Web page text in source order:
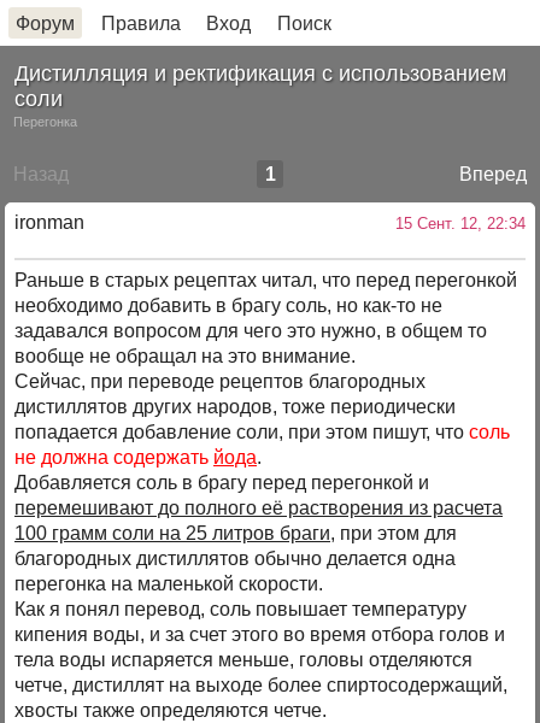
Форум Правила Вход Поиск
Дистилляция и ректификация с использованием
соли
Перегонка
Назад Вперед
1
ironman 15 Сент. 12, 22:34
Раньше в старых рецептах читал, что перед перегонкой
необходимо добавить в брагу соль, но как-то не
задавался вопросом для чего это нужно, в общем то
вообще не обращал на это внимание.
Сейчас, при переводе рецептов благородных
дистиллятов других народов, тоже периодически
попадается добавление соли, при этом пишут, чтосоль
не должна содержать йода.
Добавляется соль в брагу перед перегонкой и
перемешивают до полного её растворения из расчета
100 грамм соли на 25 литров браги, при этом для
благородных дистиллятов обычно делается одна
перегонка на маленькой скорости.
Как я понял перевод, соль повышает температуру
кипения воды, и за счет этого во время отбора голов и
тела воды испаряется меньше, головы отделяются
четче, дистиллят на выходе более спиртосодержащий,
хвосты также определяются четче.